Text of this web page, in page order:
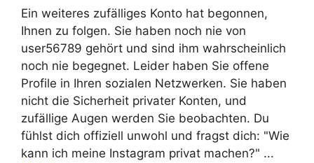
Ein weiteres zufälliges Konto hat begonnen,
Ihnen zu folgen. Sie haben noch nie von
user56789 gehört und sind ihm wahrscheinlich
noch nie begegnet. Leider haben Sie offene
Profile in Ihren sozialen Netzwerken. Sie haben
nicht die Sicherheit privater Konten, und
zufällige Augen werden Sie beobachten. Du
fühlst dich offiziell unwohl und fragst dich: "Wie
kann ich meine Instagram privat machen?" ...